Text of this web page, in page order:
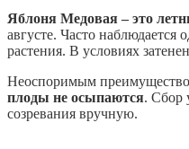
Яблоня Медовая – это
августе. Часто наблюдается
растения. В условиях
Неоспоримым
плоды не осыпаются. Сбор
созревания вручную.